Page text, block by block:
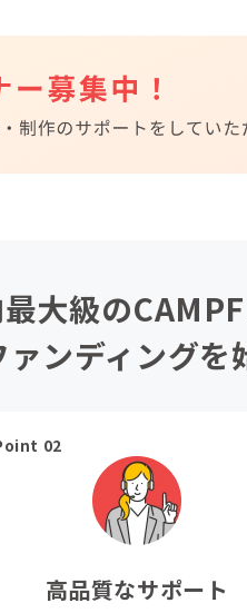
大級の
ンディングを
02
高品質なサポート